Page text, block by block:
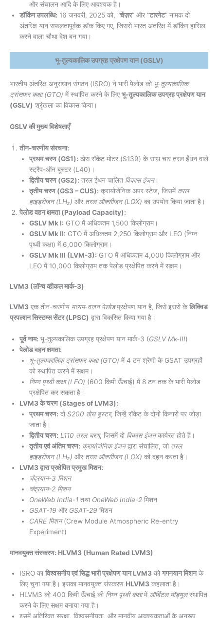
और संचालन आदि के लिए आवश्यक है।
डॉकिंग उपलब्धि: 16 जनवरी, 2025 को, “चेज़र” और “टारगेट” नामक दो
अंतरिक्ष यान सफलतापूर्वक डॉक किए गए, जिससे भारत अंतरिक्ष में डॉकिंग हासिल
करने वाला चौथा देश बन गया।
भू-तुल्यकालिक उपग्रह प्रक्षेपण यान (GSLV)
भारतीय अंतरिक्ष अनुसंधान संगठन (ISRO) ने भारी पेलोड को भू-तुल्यकालिक
ट्रांसफर कक्षा (GTO) में स्थापित करने के लिए भू-तुल्यकालिक उपग्रह प्रक्षेपण यान
(GSLV) श्रृंखला का विकास किया।
GSLV की मुख्य विशेषताएँ
तीन-चरणीय संरचना:
प्रथम चरण (GS1): ठोस रॉकेट मोटर (S139) के साथ चार तरल ईंधन वाले
स्ट्रैप-ऑन बूस्टर (L40)।
द्वितीय चरण (GS2): तरल ईंधन चालित विकास इंजन।
तृतीय चरण (GS3 – CUS): क्रायोजेनिक अपर स्टेज, जिसमें तरल
हाइड्रोजन (LH₂) और तरल ऑक्सीजन (LOX) का उपयोग किया जाता है।
पेलोड वहन क्षमता (Payload Capacity):
GSLV Mk I: GTO में अधिकतम 1,500 किलोग्राम।
GSLV Mk II: GTO में अधिकतम 2,250 किलोग्राम और LEO (निम्न
पृथ्वी कक्षा) में 6,000 किलोग्राम।
GSLV Mk III (LVM-3): GTO में अधिकतम 4,000 किलोग्राम और
LEO में 10,000 किलोग्राम तक पेलोड प्रक्षेपित करने में सक्षम।
LVM3 (लॉन्च व्हीकल मार्क-3)
LVM3 एक तीन-चरणीय मध्यम-वजन पेलोडप्रक्षेपण यान है, जिसे इसरो केलिक्विड
प्रपल्शन सिस्टम्स सेंटर (LPSC) द्वारा विकसित किया गया है।
पूर्व नाम: भू-तुल्यकालिक उपग्रह प्रक्षेपण यान मार्क-3 (GSLV Mk-III)
पेलोड वहन क्षमता:
भू-तुल्यकालिक ट्रांसफर कक्षा (GTO) में 4 टन श्रेणी के GSAT उपग्रहों
को स्थापित करने में सक्षम।
निम्न पृथ्वी कक्षा (LEO) (600 किमी ऊँचाई) में 8 टन तक के भारी पेलोड
प्रक्षेपित कर सकता है।
LVM3 के चरण (Stages of LVM3):
प्रथम चरण: दो S200 ठोस बूस्टर, जिन्हें रॉकेट के दोनों किनारों पर जोड़ा
जाता है।
द्वितीय चरण: L110 तरल चरण, जिसमें दो विकास इंजनकार्यरत होते हैं।
तृतीय एवं अंतिम चरण: क्रायोजेनिक इंजनद्वारा संचालित, जो तरल
हाइड्रोजन (LH₂) और तरल ऑक्सीजन (LOX) को दहन करता है।
LVM3 द्वारा प्रक्षेपित प्रमुख मिशन:
चंद्रयान-3 मिशन
चंद्रयान-2 मिशन
OneWeb India-1 तथा OneWeb India-2 मिशन
GSAT-19 और GSAT-29 मिशन
CARE मिशन(Crew Module Atmospheric Re-entry
Experiment)
मानवयुक्त संस्करण: HLVM3 (Human Rated LVM3)
ISRO का विश्वसनीय एवं सिद्ध भारी प्रक्षेपण यान LVM3 को गगनयान मिशनके
लिए चुना गया है। इसका मानवयुक्त संस्करण HLVM3 कहलाता है।
HLVM3 को 400 किमी ऊँचाई की निम्न पृथ्वी कक्षामें ऑर्बिटल मॉड्यूलस्थापित
करने के लिए सक्षम बनाया गया है।
इसमें अतिरिक्त सुरक्षा, विश्वसनीयता, और मानवीय आवश्यकताओं के अनुरूप